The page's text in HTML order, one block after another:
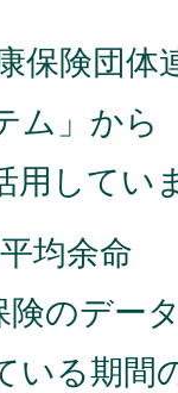
保険団体
ム」から
用してい
均余命
のデー
いる期間